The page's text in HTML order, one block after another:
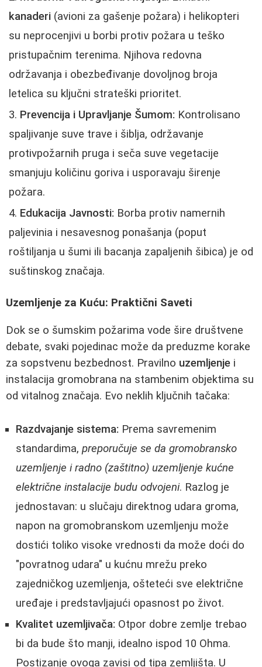
kanaderi (avioni za gašenje požara) i helikopteri
su neprocenjivi u borbi protiv požara u teško
pristupačnim terenima. Njihova redovna
održavanja i obezbeđivanje dovoljnog broja
letelica su ključni strateški prioritet.
Prevencija i Upravljanje Šumom: Kontrolisano
spaljivanje suve trave i šiblja, održavanje
protivpožarnih pruga i seča suve vegetacije
smanjuju količinu goriva i usporavaju širenje
požara.
Edukacija Javnosti: Borba protiv namernih
paljevinia i nesavesnog ponašanja (poput
roštiljanja u šumi ili bacanja zapaljenih šibica) je od
suštinskog značaja.
Uzemljenje za Kuću: Praktični Saveti
Dok se o šumskim požarima vode šire društvene
debate, svaki pojedinac može da preduzme korake
za sopstvenu bezbednost. Pravilno uzemljenje i
instalacija gromobrana na stambenim objektima su
od vitalnog značaja. Evo neklih ključnih tačaka:
Razdvajanje sistema: Prema savremenim
standardima, preporučuje se da gromobransko
uzemljenje i radno (zaštitno) uzemljenje kućne
električne instalacije budu odvojeni. Razlog je
jednostavan: u slučaju direktnog udara groma,
napon na gromobranskom uzemljenju može
dostići toliko visoke vrednosti da može doći do
"povratnog udara" u kućnu mrežu preko
zajedničkog uzemljenja, ošteteći sve električne
uređaje i predstavljajući opasnost po život.
Kvalitet uzemljivača: Otpor dobre zemlje trebao
bi da bude što manji, idealno ispod 10 Ohma.
Postizanje ovoga zavisi od tipa zemljišta. U